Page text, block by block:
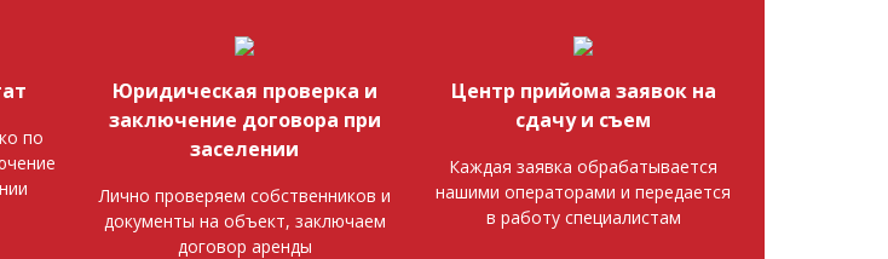
по
Юридическая проверка и
заключение договора при
заселении
Лично проверяем собственников и
документы на объект, заключаем
договор аренды
Центр прийома заявок на
сдачу и съем
Каждая заявка обрабатывается
нашими операторами и передается
в работу специалистам